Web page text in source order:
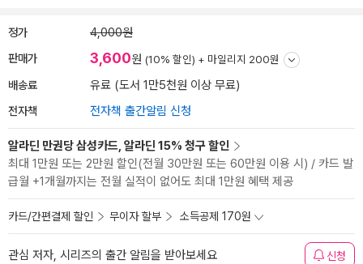
정가 4,000원
판매가 3,600원 (10% 할인) + 마일리지 200원
배송료 유료 (도서 1만5천원 이상 무료)
전자책 전자책 출간알림 신청
알라딘 만권당 삼성카드, 알라딘 15% 청구 할인
최대 1만원 또는 2만원 할인(전월 30만원 또는 60만원 이용 시) / 카드 발
급월 +1개월까지는 전월 실적이 없어도 최대 1만원 혜택 제공
카드/간편결제 할인 무이자 할부 소득공제 170원
관심 저자, 시리즈의 출간 알림을 받아보세요 신청